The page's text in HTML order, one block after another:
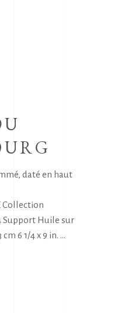
daté en haut
Collection
Support Huile sur
6 1/4 x 9 in.